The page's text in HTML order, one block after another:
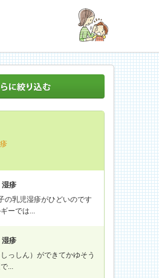
湿疹
の乳児湿疹がひどいのです
ーでは...
湿疹
っしん）ができてかゆそう
...